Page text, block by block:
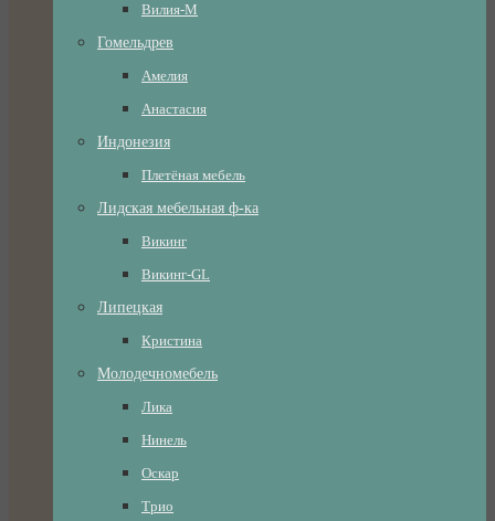
Вилия-М
Гомельдрев
Амелия
Анастасия
Индонезия
Плетёная мебель
Лидская мебельная ф-ка
Викинг
Викинг-GL
Липецкая
Кристина
Молодечномебель
Лика
Нинель
Оскар
Трио